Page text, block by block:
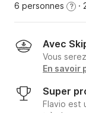
6 personnes ? ·
Avec
Vous
En savoir
Super
Flavio est